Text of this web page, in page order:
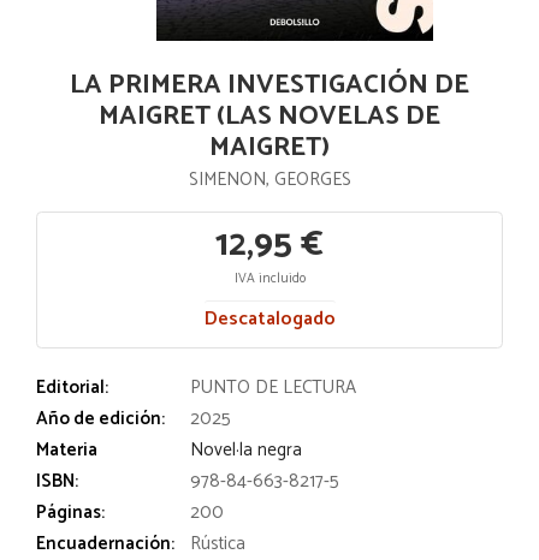
LA PRIMERA INVESTIGACIÓN DE
MAIGRET (LAS NOVELAS DE
MAIGRET)
SIMENON, GEORGES
12,95 €
IVA incluido
Descatalogado
Editorial:
PUNTO DE LECTURA
Año de edición:
2025
Materia
Novel·la negra
ISBN:
978-84-663-8217-5
Páginas:
200
Encuadernación: Rústica